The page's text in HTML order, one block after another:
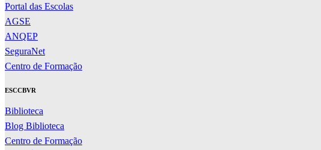
Portal das Escolas
AGSE
ANQEP
SeguraNet
Centro de Formação
ESCCBVR
Biblioteca
Blog Biblioteca
Centro de Formação